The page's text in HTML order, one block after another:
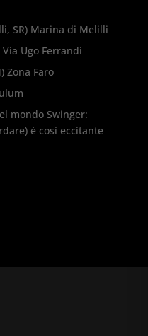
SR) Marina di Melilli
Ugo Ferrandi
Zona Faro
mondo Swinger:
è così eccitante